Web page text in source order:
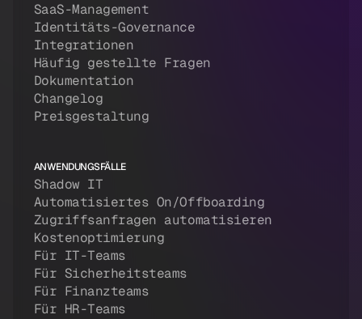
SaaS-Management
Identitäts-Governance
Integrationen
Häufig gestellte Fragen
Dokumentation
Changelog
Preisgestaltung
ANWENDUNGSFÄLLE
Shadow IT
Automatisiertes On/Offboarding
Zugriffsanfragen automatisieren
Kostenoptimierung
Für IT-Teams
Für Sicherheitsteams
Für Finanzteams
Für HR-Teams